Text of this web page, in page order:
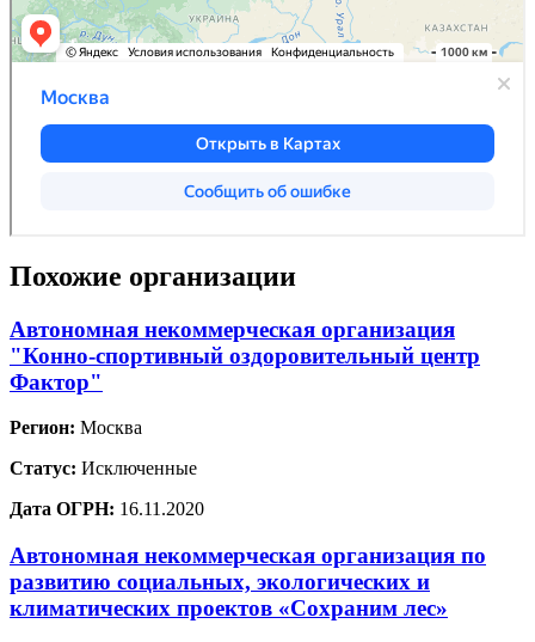
Похожие организации
Автономная некоммерческая организация
"Конно-спортивный оздоровительный центр
Фактор"
Регион: Москва
Статус: Исключенные
Дата ОГРН: 16.11.2020
Автономная некоммерческая организация по
развитию социальных, экологических и
климатических проектов «Сохраним лес»